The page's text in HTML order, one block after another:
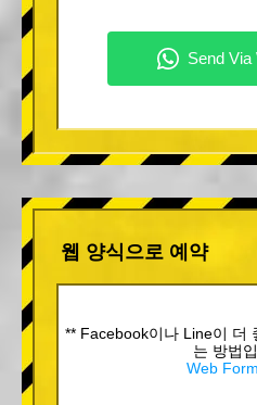
웹 양식으로 예약
** Facebook이나 Line이 더
는 방법
Web